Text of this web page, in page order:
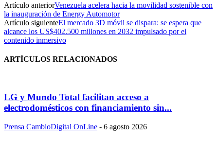
Artículo anteriorVenezuela acelera hacia la movilidad sostenible con
la inauguración de Energy Automotor
Artículo siguienteEl mercado 3D móvil se dispara: se espera que
alcance los US$402.500 millones en 2032 impulsado por el
contenido inmersivo
ARTÍCULOS RELACIONADOS
LG y Mundo Total facilitan acceso a
electrodomésticos con financiamiento sin...
Prensa CambioDigital OnLine - 6 agosto 2026